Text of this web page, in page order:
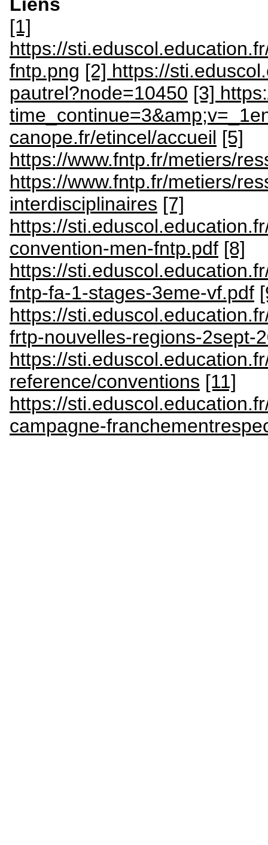
[1]
https://
fntp.png [2] https://
pautrel?node=10450 [3]
canope.fr/etincel/accueil [5]
https://www.fntp.fr/metiers/
https://www.fntp.fr/metiers/
interdisciplinaires [7]
https://
convention-men-fntp.pdf [8]
https://
fntp-fa-1-stages-3eme-vf.pdf
https://
frtp-nouvelles-regions-2sept-
https://
reference/conventions [11]
https://
campagne-